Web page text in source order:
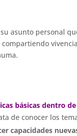
asunto personal
básicas dentro
de conocer los
capacidades